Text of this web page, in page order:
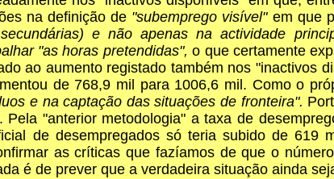
na definição de "subemprego visível" em que
e não apenas na actividade
"as horas pretendidas",o que certamente
ao aumento registado também nos "inactivos
de 768,9 mil para 1006,6 mil. Como o
e na captação das situações de fronteira".
"anterior metodologia" a taxa de
de desempregados só teria subido de
as críticas que fazíamos de que o
é de prever que a verdadeira situação ainda